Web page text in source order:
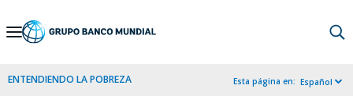
Skip
Navigation
ENTENDIENDO LA POBREZA Esta página en: Español